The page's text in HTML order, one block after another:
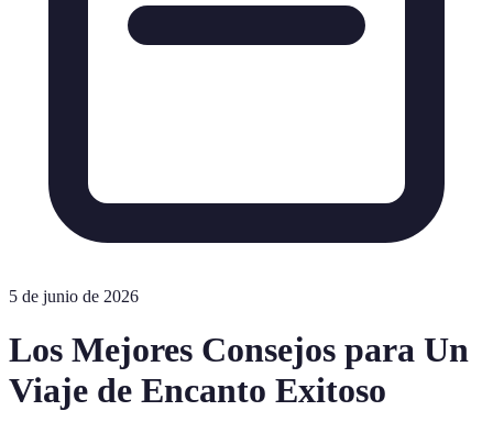
5 de junio de 2026
Los Mejores Consejos para Un
Viaje de Encanto Exitoso